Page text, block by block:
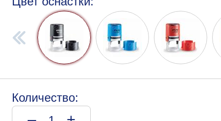
Количество: